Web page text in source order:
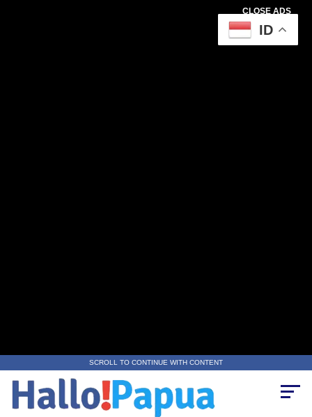
CLOSE ADS
SCROLL TO CONTINUE WITH CONTENT
ID